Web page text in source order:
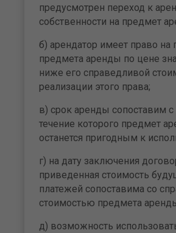
предусмотрен переход к
собственности на предмет
б) арендатор имеет право на
предмета аренды по цене
ниже его справедливой
реализации этого права;
в) срок аренды сопоставим
течение которого предмет
останется пригодным к
г) на дату заключения
приведенная стоимость
платежей сопоставима со
стоимостью предмета
д) возможность